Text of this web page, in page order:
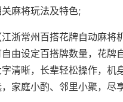
麻将玩法及特色;
江浙常州百搭花牌自动麻
由设定百搭牌数量，花牌
清晰，长辈轻松操作，机
家庭小酌、邻里小聚，尽